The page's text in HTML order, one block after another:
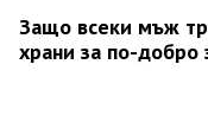
Защо всеки мъж
храни за по-добро